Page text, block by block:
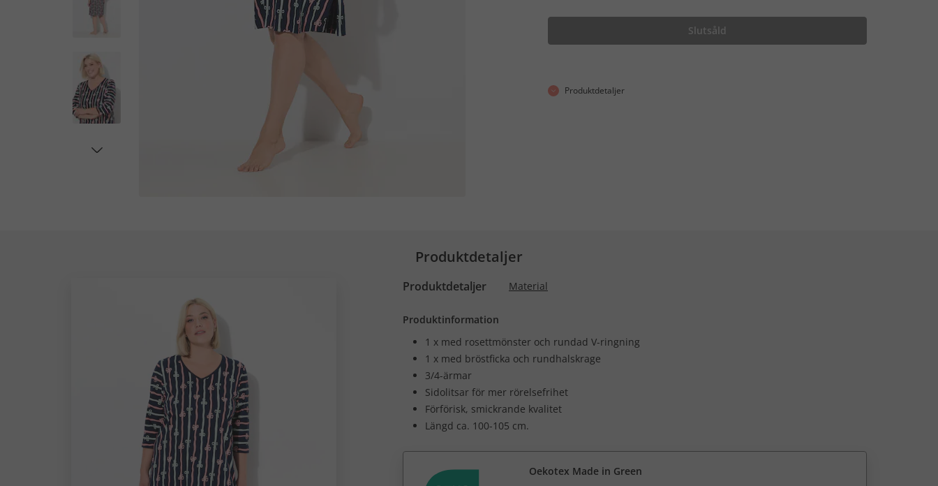
Slutsåld
Produktdetaljer
Produktdetaljer
Produktdetaljer Material
Produktinformation
1 x med rosettmönster och rundad V-ringning
1 x med bröstficka och rundhalskrage
3/4-ärmar
Sidolitsar för mer rörelsefrihet
Förförisk, smickrande kvalitet
Längd ca. 100-105 cm.
Oekotex Made in Green